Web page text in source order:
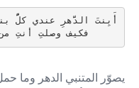
أَبِنتَ الدَّهرِ عندي كلُّ
يصوّر المتنبي الدهر وما